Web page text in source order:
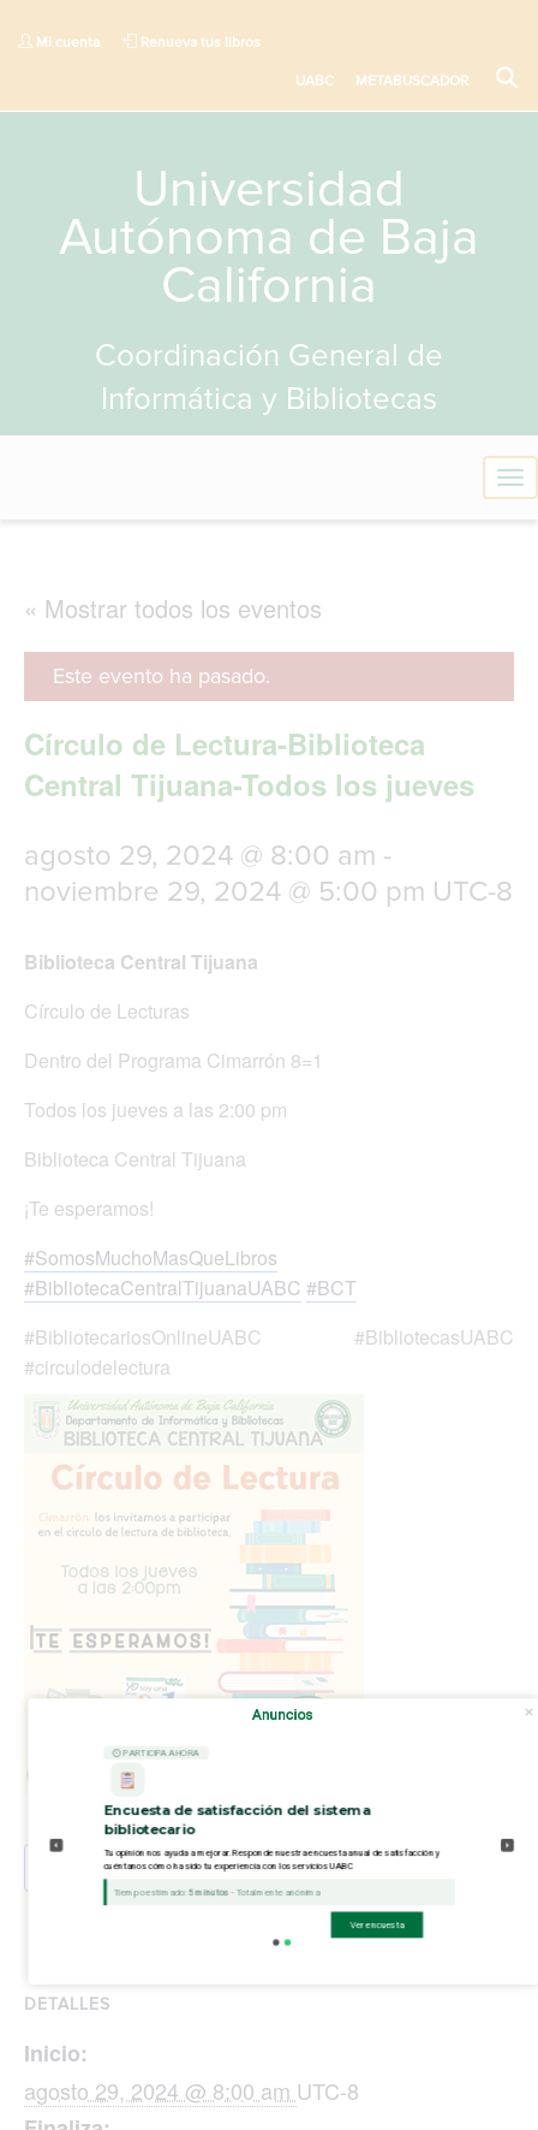
Mi cuenta Renueva tus libros
UABC METABUSCADOR
Universidad
Autónoma de Baja
California
Coordinación General de
Informática y Bibliotecas
T
o
a
« Mostrar todos los eventos
Este evento ha pasado.
Círculo de Lectura-Biblioteca
Central Tijuana-Todos los jueves
agosto 29, 2024 @ 8:00 am -
noviembre 29, 2024 @ 5:00 pm UTC-8
Biblioteca Central Tijuana
Círculo de Lecturas
Dentro del Programa Cimarrón 8=1
Todos los jueves a las 2:00 pm
Biblioteca Central Tijuana
¡Te esperamos!
#SomosMuchoMasQueLibros
#BibliotecaCentralTijuanaUABC #BCT
#BibliotecariosOnlineUABC #BibliotecasUABC
#circulodelectura
Añadir al calendario
DETALLES
Inicio:
agosto 29, 2024 @ 8:00 am UTC-8
Anuncios
⏲ PARTICIPA AHORA
Encuesta de satisfacción del sistema
bibliotecario
Tu opinión nos ayuda a mejorar. Responde nuestra encuesta anual de satisfacción y
cuéntanos cómo ha sido tu experiencia con los servicios UABC
Tiempo estimado:5 minutos - Totalmente anónima
Ver encuesta